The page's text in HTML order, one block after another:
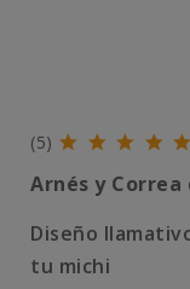
(5)
Arnés y Correa
Diseño
tu michi